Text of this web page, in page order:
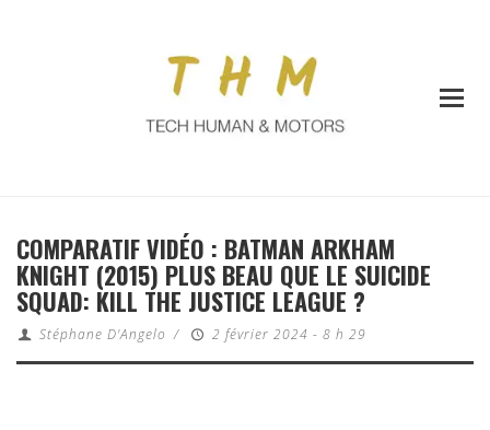
COMPARATIF VIDÉO : BATMAN ARKHAM
KNIGHT (2015) PLUS BEAU QUE LE SUICIDE
SQUAD: KILL THE JUSTICE LEAGUE ?
Stéphane D'Angelo / 2 février 2024 - 8 h 29